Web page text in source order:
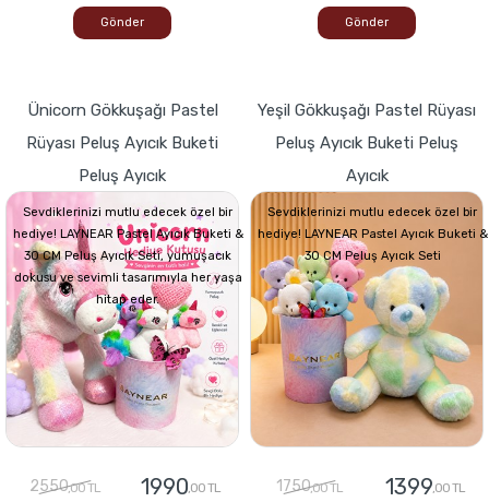
Gönder Gönder
Ünicorn Gökkuşağı Pastel
Rüyası Peluş Ayıcık Buketi
Peluş Ayıcık
Sevdiklerinizi mutlu edecek özel bir
hediye! LAYNEAR Pastel Ayıcık Buketi &
30 CM Peluş Ayıcık Seti, yumuşacık
dokusu ve sevimli tasarımıyla her yaşa
hitap eder.
2550,00 TL 1990,00 TL
Yeşil Gökkuşağı Pastel Rüyası
Peluş Ayıcık Buketi Peluş
Ayıcık
Sevdiklerinizi mutlu edecek özel bir
hediye! LAYNEAR Pastel Ayıcık Buketi &
30 CM Peluş Ayıcık Seti
1750,00 TL 1399,00 TL